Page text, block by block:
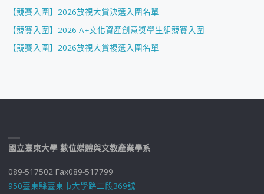
【競賽入圍】2026放視大賞決選入圍名單
【競賽入圍】2026 A+文化資產創意獎學生組競賽入圍
【競賽入圍】2026放視大賞複選入圍名單
國立臺東大學 數位媒體與文教產業學系
089-517502 Fax089-517799
950臺東縣臺東市大學路二段369號